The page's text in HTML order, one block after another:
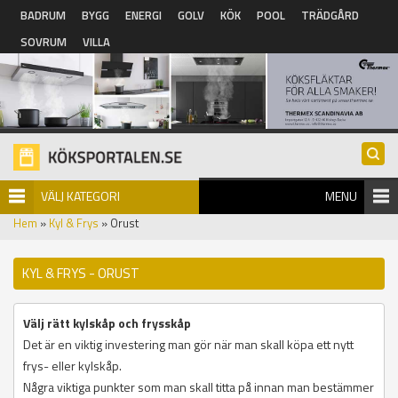
Hoppa till huvudinnehåll
BADRUM BYGG ENERGI GOLV KÖK POOL
TRÄDGÅRD
SOVRUM
VILLA
VÄLJ KATEGORI MENU
Hem » Kyl & Frys » Orust
KYL & FRYS - ORUST
Välj rätt kylskåp och frysskåp
Det är en viktig investering man gör när man skall köpa ett nytt
frys- eller kylskåp.
Några viktiga punkter som man skall titta på innan man bestämmer